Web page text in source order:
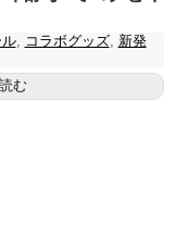
, コラボグッズ, 新発
む